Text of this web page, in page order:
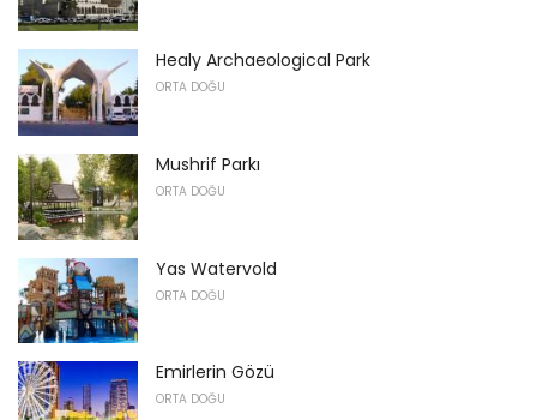
Healy Archaeological Park
ORTA DOĞU
Mushrif Parkı
ORTA DOĞU
Yas Watervold
ORTA DOĞU
Emirlerin Gözü
ORTA DOĞU